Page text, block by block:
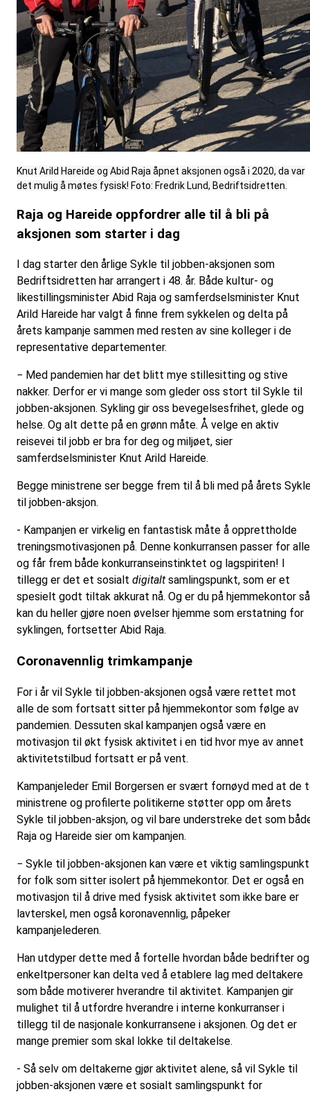
Knut Arild Hareide og Abid Raja åpnet aksjonen også i 2020, da var
det mulig å møtes fysisk! Foto: Fredrik Lund, Bedriftsidretten.
Raja og Hareide oppfordrer alle til å bli på
aksjonen som starter i dag
I dag starter den årlige Sykle til jobben-aksjonen som
Bedriftsidretten har arrangert i 48. år. Både kultur- og
likestillingsminister Abid Raja og samferdselsminister Knut
Arild Hareide har valgt å finne frem sykkelen og delta på
årets kampanje sammen med resten av sine kolleger i de
representative departementer.
− Med pandemien har det blitt mye stillesitting og stive
nakker. Derfor er vi mange som gleder oss stort til Sykle til
jobben-aksjonen. Sykling gir oss bevegelsesfrihet, glede og
helse. Og alt dette på en grønn måte. Å velge en aktiv
reisevei til jobb er bra for deg og miljøet, sier
samferdselsminister Knut Arild Hareide.
Begge ministrene ser begge frem til å bli med på årets
til jobben-aksjon.
- Kampanjen er virkelig en fantastisk måte å opprettholde
treningsmotivasjonen på. Denne konkurransen passer for
og får frem både konkurranseinstinktet og lagspiriten! I
tillegg er det et sosialt digitalt samlingspunkt, som er et
spesielt godt tiltak akkurat nå. Og er du på hjemmekontor så
kan du heller gjøre noen øvelser hjemme som erstatning for
syklingen, fortsetter Abid Raja.
Coronavennlig trimkampanje
For i år vil Sykle til jobben-aksjonen også være rettet mot
alle de som fortsatt sitter på hjemmekontor som følge av
pandemien. Dessuten skal kampanjen også være en
motivasjon til økt fysisk aktivitet i en tid hvor mye av annet
aktivitetstilbud fortsatt er på vent.
Kampanjeleder Emil Borgersen er svært fornøyd med at de
ministrene og profilerte politikerne støtter opp om årets
Sykle til jobben-aksjon, og vil bare understreke det som
Raja og Hareide sier om kampanjen.
− Sykle til jobben-aksjonen kan være et viktig samlingspunkt
for folk som sitter isolert på hjemmekontor. Det er også en
motivasjon til å drive med fysisk aktivitet som ikke bare er
lavterskel, men også koronavennlig, påpeker
kampanjelederen.
Han utdyper dette med å fortelle hvordan både bedrifter og
enkeltpersoner kan delta ved å etablere lag med deltakere
som både motiverer hverandre til aktivitet. Kampanjen gir
mulighet til å utfordre hverandre i interne konkurranser i
tillegg til de nasjonale konkurransene i aksjonen. Og det er
mange premier som skal lokke til deltakelse.
- Så selv om deltakerne gjør aktivitet alene, så vil Sykle til
jobben-aksjonen være et sosialt samlingspunkt for